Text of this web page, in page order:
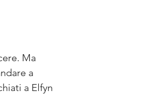
Ma
a
a Elfyn